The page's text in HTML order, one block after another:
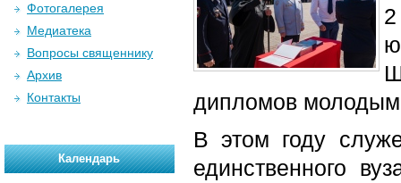
дипломов
В этом году
единственного
Фотогалерея
Медиатека
Вопросы священнику
Архив
Контакты
Календарь